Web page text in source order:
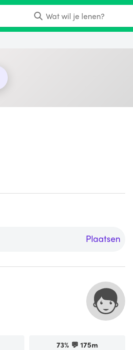
Wat wil je lenen?
Plaatsen
73% 💬175m